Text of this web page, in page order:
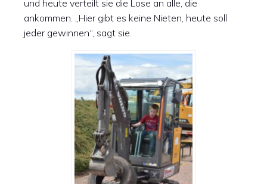
und heute verteilt sie die Lose an alle, die
ankommen. „Hier gibt es keine Nieten, heute soll
jeder gewinnen“, sagt sie.